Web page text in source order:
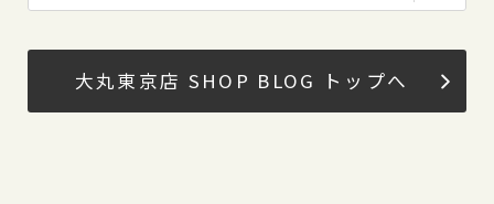
大丸東京店 SHOP BLOG トップへ